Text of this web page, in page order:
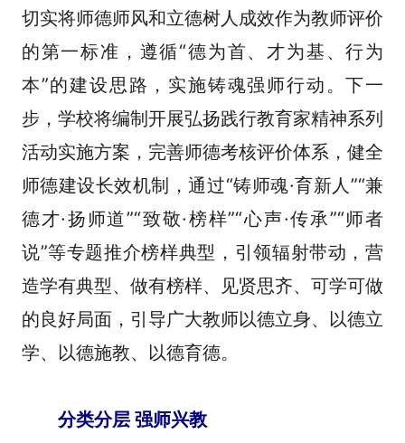
切实将师德师风和立德树人成效作为教师评价
的第一标准，遵循“德为首、才为基、行为
本”的建设思路，实施铸魂强师行动。下一
步，学校将编制开展弘扬践行教育家精神系列
活动实施方案，完善师德考核评价体系，健全
师德建设长效机制，通过“铸师魂·育新人”“兼
德才·扬师道”“致敬·榜样”“心声·传承”“师者
说”等专题推介榜样典型，引领辐射带动，营
造学有典型、做有榜样、见贤思齐、可学可做
的良好局面，引导广大教师以德立身、以德立
学、以德施教、以德育德。
分类分层 强师兴教